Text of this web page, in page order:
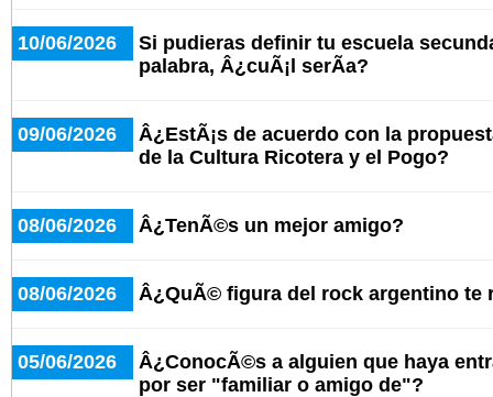
10/06/2026
Si pudieras definir tu escuela
palabra, Â¿cuÃ¡l serÃ­a?
09/06/2026
Â¿EstÃ¡s de acuerdo con la
de la Cultura Ricotera y el Pogo?
08/06/2026 Â¿TenÃ©s un mejor amigo?
08/06/2026 Â¿QuÃ© figura del rock argentino te
05/06/2026
Â¿ConocÃ©s a alguien que haya
por ser "familiar o amigo de"?